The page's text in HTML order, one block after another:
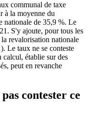
communal de taxe
à la moyenne du
nationale de 35,9 %. Le
S'y ajoute, pour tous les
revalorisation nationale
Le taux ne se conteste
calcul, établie sur des
peut en revanche
contester ce